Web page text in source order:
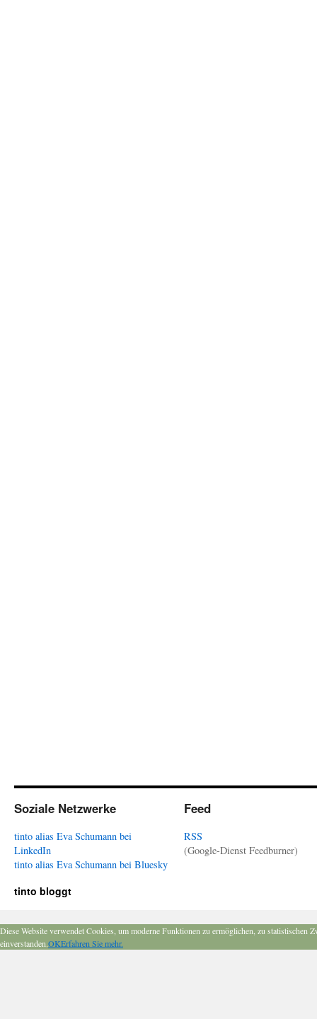
Soziale Netzwerke
tinto alias Eva Schumann bei
LinkedIn
tinto alias Eva Schumann bei Bluesky
Feed
RSS
(Google-Dienst Feedburner)
tinto bloggt
Diese Website verwendet Cookies, um moderne Funktionen zu ermöglichen, zu
einverstanden.OKErfahren Sie mehr.